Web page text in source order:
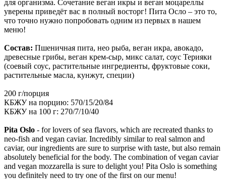
для организма. Сочетание веган икры и веган моцареллы
уверены приведёт вас в полный восторг! Пита Осло – это то,
что точно нужно попробовать одним из первых в нашем
меню!
Состав: Пшеничная пита, неo рыба, веган икра, авокадо,
древесные грибы, веган крем-сыр, микс салат, соус Терияки
(соевый соус, растительные ингредиенты, фруктовые соки,
растительные масла, кунжут, специи)
200 г/порция
КБЖУ на порцию: 570/15/20/84
КБЖУ на 100 г: 270/7/10/40
Pita Oslo - for lovers of sea flavors, which are recreated thanks to
neo-fish and vegan caviar. Incredibly similar to real salmon and
caviar, our ingredients are sure to surprise with taste, but also remain
absolutely beneficial for the body. The combination of vegan caviar
and vegan mozzarella is sure to delight you! Pita Oslo is something
you definitely need to try one of the first on our menu!